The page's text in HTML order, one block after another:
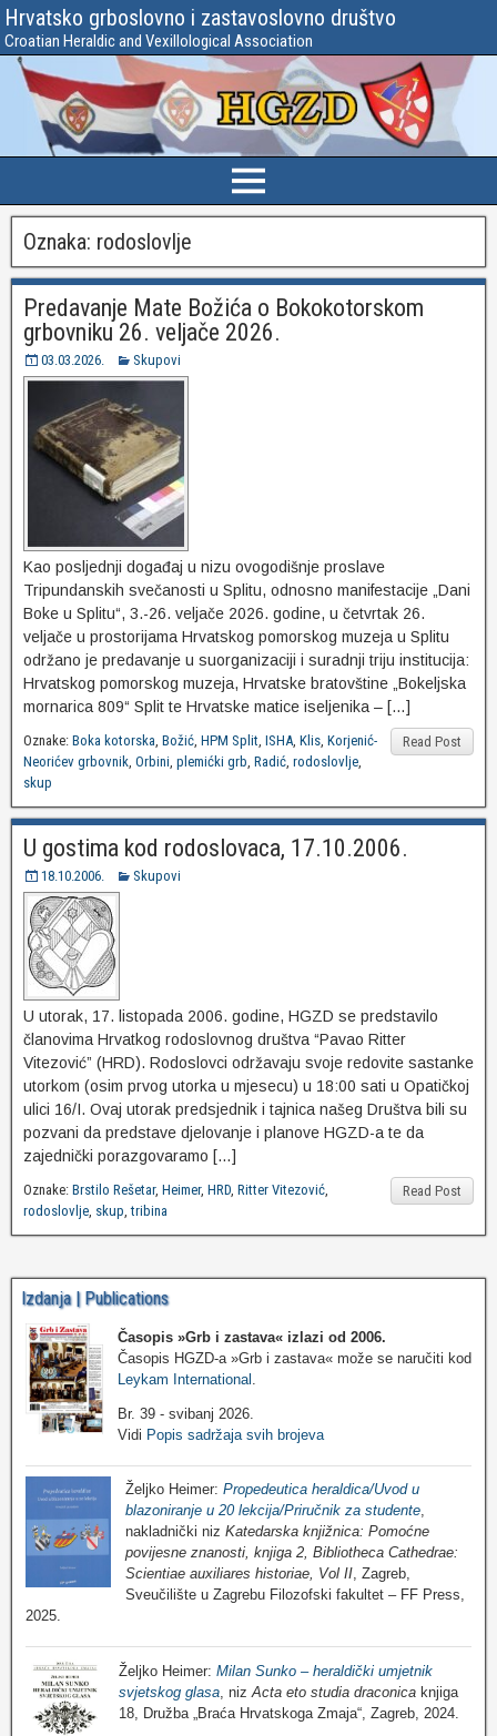
Hrvatsko grboslovno i zastavoslovno društvo
Croatian Heraldic and Vexillological Association
Oznaka: rodoslovlje
Predavanje Mate Božića o Bokokotorskom
grbovniku 26. veljače 2026.
03.03.2026. Skupovi
Kao posljednji događaj u nizu ovogodišnje proslave
Tripundanskih svečanosti u Splitu, odnosno manifestacije „Dani
Boke u Splitu“, 3.-26. veljače 2026. godine, u četvrtak 26.
veljače u prostorijama Hrvatskog pomorskog muzeja u Splitu
održano je predavanje u suorganizaciji i suradnji triju institucija:
Hrvatskog pomorskog muzeja, Hrvatske bratovštine „Bokeljska
mornarica 809“ Split te Hrvatske matice iseljenika – […]
Read Post
Oznake: Boka kotorska, Božić, HPM Split, ISHA, Klis, Korjenić-
Neorićev grbovnik, Orbini, plemićki grb, Radić, rodoslovlje,
skup
U gostima kod rodoslovaca, 17.10.2006.
18.10.2006. Skupovi
U utorak, 17. listopada 2006. godine, HGZD se predstavilo
članovima Hrvatkog rodoslovnog društva “Pavao Ritter
Vitezović” (HRD). Rodoslovci održavaju svoje redovite sastanke
utorkom (osim prvog utorka u mjesecu) u 18:00 sati u Opatičkoj
ulici 16/I. Ovaj utorak predsjednik i tajnica našeg Društva bili su
pozvani da predstave djelovanje i planove HGZD-a te da
zajednički porazgovaramo […]
Read Post
Oznake: Brstilo Rešetar, Heimer, HRD, Ritter Vitezović,
rodoslovlje, skup,tribina
Izdanja | Publications
Časopis »Grb i zastava« izlazi od 2006.
Časopis HGZD-a »Grb i zastava« može se naručiti kod
Leykam International
Br. 39 - svibanj 2026.
Vidi Popis sadržaja svih brojeva
Željko Heimer: Propedeutica heraldica/Uvod u
blazoniranje u 20 lekcija/Priručnik za studente,
nakladnički niz Katedarska knjižnica: Pomoćne
povijesne znanosti, knjiga 2, Bibliotheca Cathedrae:
Scientiae auxiliares historiae, Vol II, Zagreb,
Sveučilište u Zagrebu Filozofski fakultet – FF Press,
2025.
Željko Heimer: Milan Sunko – heraldički umjetnik
svjetskog glasa , niz Acta eto studia draconica knjiga
18, Družba „Braća Hrvatskoga Zmaja“, Zagreb, 2024.